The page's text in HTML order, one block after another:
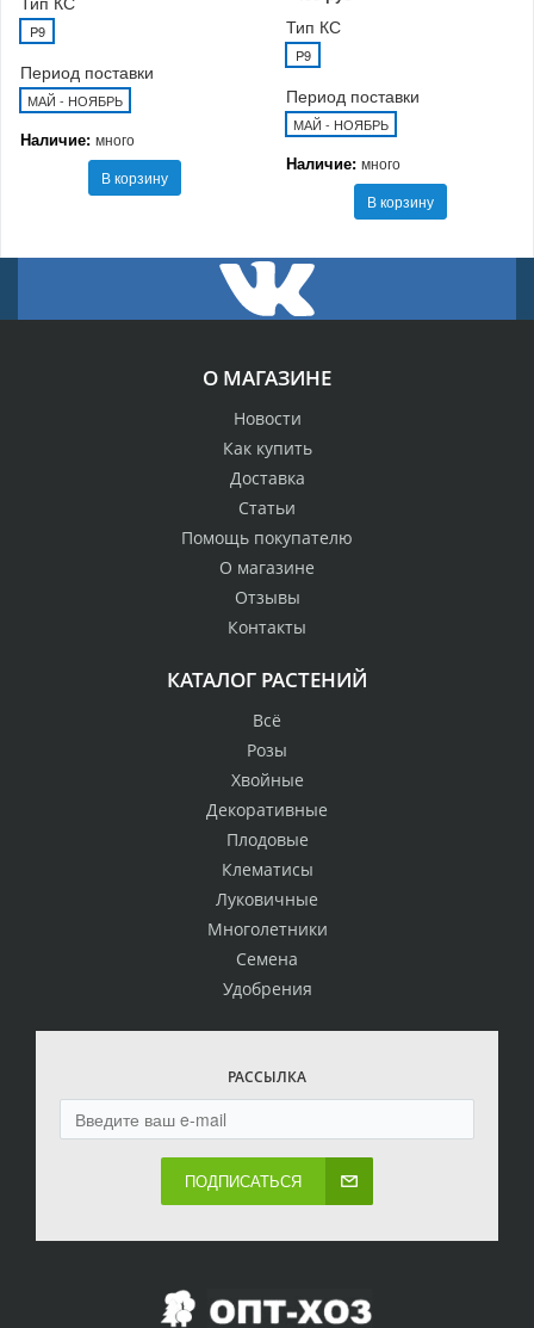
P9
Период поставки
МАЙ - НОЯБРЬ
Наличие: много
В корзину
Тип КС
P9
Период поставки
МАЙ - НОЯБРЬ
Наличие: много
В корзину
О МАГАЗИНЕ
Новости
Как купить
Доставка
Статьи
Помощь покупателю
О магазине
Отзывы
Контакты
КАТАЛОГ РАСТЕНИЙ
Всё
Розы
Хвойные
Декоративные
Плодовые
Клематисы
Луковичные
Многолетники
Семена
Удобрения
РАССЫЛКА
ПОДПИСАТЬСЯ